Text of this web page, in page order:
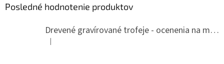
Posledné hodnotenie produktov
Drevené gravírované trofeje - ocenenia na mieru
Hodnotenie produktu je 5 z 5 hviezdičiek.
|